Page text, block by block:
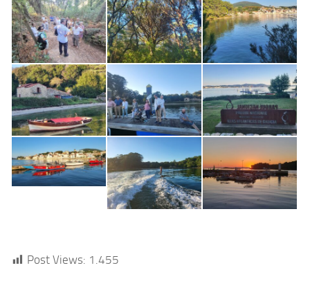
Post Views: 1.455